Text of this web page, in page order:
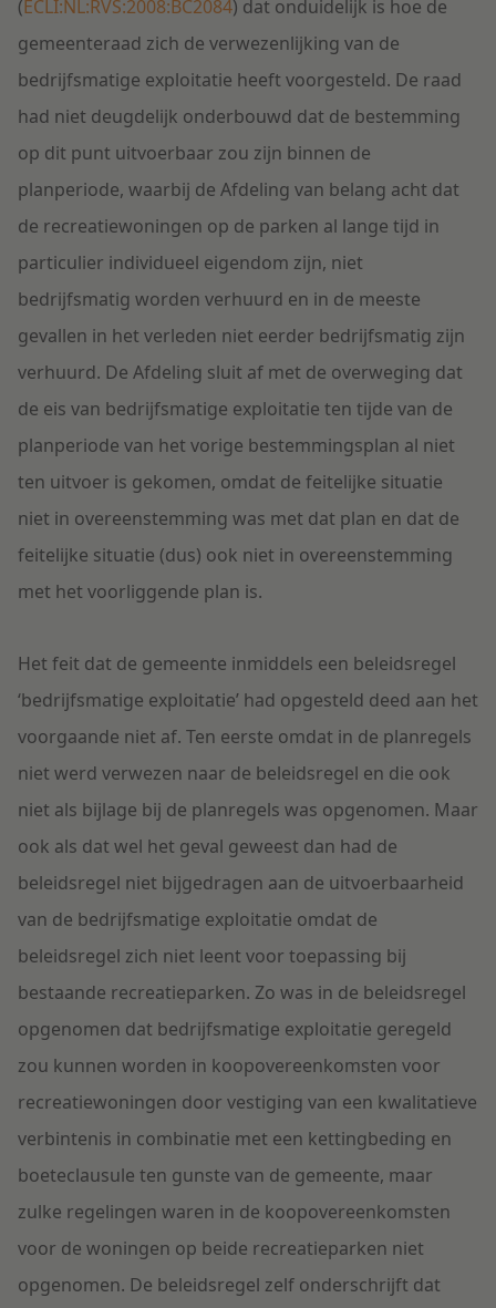
(ECLI:NL:RVS:2008:BC2084) dat onduidelijk is hoe de
gemeenteraad zich de verwezenlijking van de
bedrijfsmatige exploitatie heeft voorgesteld. De raad
had niet deugdelijk onderbouwd dat de bestemming
op dit punt uitvoerbaar zou zijn binnen de
planperiode, waarbij de Afdeling van belang acht dat
de recreatiewoningen op de parken al lange tijd in
particulier individueel eigendom zijn, niet
bedrijfsmatig worden verhuurd en in de meeste
gevallen in het verleden niet eerder bedrijfsmatig zijn
verhuurd. De Afdeling sluit af met de overweging dat
de eis van bedrijfsmatige exploitatie ten tijde van de
planperiode van het vorige bestemmingsplan al niet
ten uitvoer is gekomen, omdat de feitelijke situatie
niet in overeenstemming was met dat plan en dat de
feitelijke situatie (dus) ook niet in overeenstemming
met het voorliggende plan is.
Het feit dat de gemeente inmiddels een beleidsregel
‘bedrijfsmatige exploitatie’ had opgesteld deed aan het
voorgaande niet af. Ten eerste omdat in de planregels
niet werd verwezen naar de beleidsregel en die ook
niet als bijlage bij de planregels was opgenomen. Maar
ook als dat wel het geval geweest dan had de
beleidsregel niet bijgedragen aan de uitvoerbaarheid
van de bedrijfsmatige exploitatie omdat de
beleidsregel zich niet leent voor toepassing bij
bestaande recreatieparken. Zo was in de beleidsregel
opgenomen dat bedrijfsmatige exploitatie geregeld
zou kunnen worden in koopovereenkomsten voor
recreatiewoningen door vestiging van een kwalitatieve
verbintenis in combinatie met een kettingbeding en
boeteclausule ten gunste van de gemeente, maar
zulke regelingen waren in de koopovereenkomsten
voor de woningen op beide recreatieparken niet
opgenomen. De beleidsregel zelf onderschrijft dat